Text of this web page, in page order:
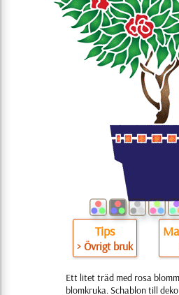
Tips
> Övrigt bruk
Ett litet träd med rosa
blomkruka. Schablon till